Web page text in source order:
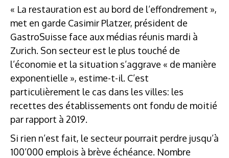
« La restauration est au bord de l’effondrement »,
met en garde Casimir Platzer, président de
GastroSuisse face aux médias réunis mardi à
Zurich. Son secteur est le plus touché de
l’économie et la situation s’aggrave « de manière
exponentielle », estime-t-il. C’est
particulièrement le cas dans les villes: les
recettes des établissements ont fondu de moitié
par rapport à 2019.
Si rien n’est fait, le secteur pourrait perdre jusqu’à
100’000 emplois à brève échéance. Nombre